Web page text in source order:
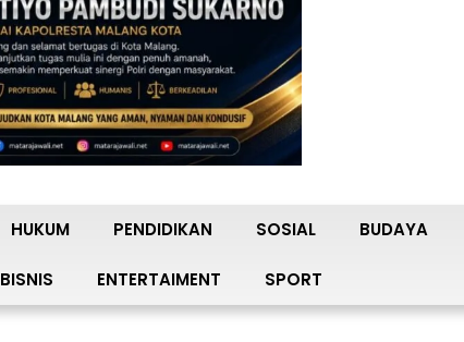
HUKUM PENDIDIKAN SOSIAL BUDAYA
BISNIS ENTERTAIMENT SPORT